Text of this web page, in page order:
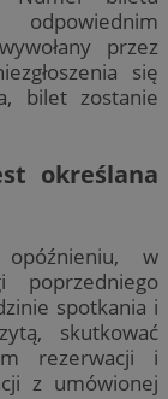
przez
się
bilet zostanie
określana
w
poprzedniego
spotkania i
skutkować
rezerwacji i
z umówionej